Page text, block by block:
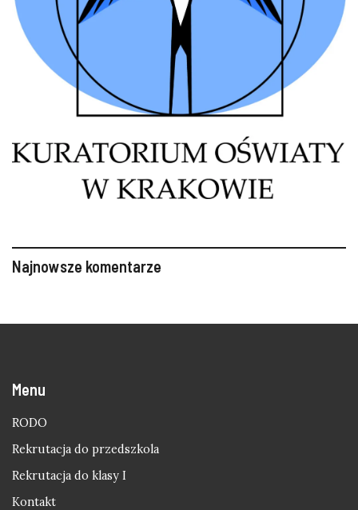
Najnowsze komentarze
Menu
RODO
Rekrutacja do przedszkola
Rekrutacja do klasy I
Kontakt